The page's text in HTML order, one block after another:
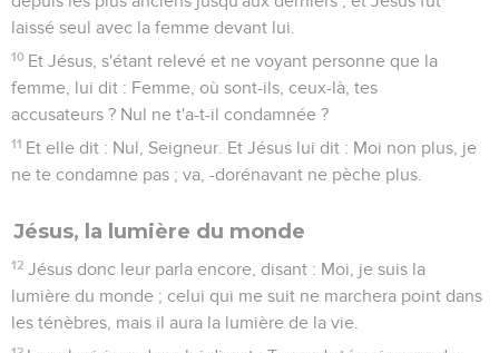
laissé seul avec la femme devant lui.
10 Et Jésus, s'étant relevé et ne voyant personne que la
femme, lui dit : Femme, où sont-ils, ceux-là, tes
accusateurs ? Nul ne t'a-t-il condamnée ?
11 Et elle dit : Nul, Seigneur. Et Jésus lui dit : Moi non plus, je
ne te condamne pas ; va, -dorénavant ne pèche plus.
Jésus, la lumière du monde
12 Jésus donc leur parla encore, disant : Moi, je suis la
lumière du monde ; celui qui me suit ne marchera point dans
les ténèbres, mais il aura la lumière de la vie.